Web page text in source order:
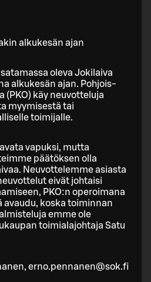
alkukesän ajan
oleva Jokilaiva
alkukesän ajan. Pohjois-
(PKO) käy neuvotteluja
myymisestä tai
toimijalle.
vapuksi, mutta
päätöksen olla
Neuvottelemme asiasta
eivät johtaisi
PKO:n operoimana
avaudu, koska toiminnan
emme ole
toimialajohtaja Satu
erno.pennanen@sok.fi